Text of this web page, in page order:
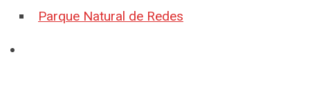
Parque Natural de Redes